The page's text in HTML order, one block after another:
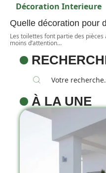
Décoration Interieure
Quelle décoration pour
Les toilettes font partie des
moins d’attention…
À LA UNE